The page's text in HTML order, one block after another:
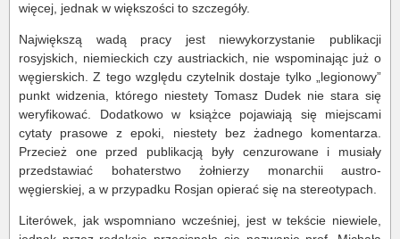
więcej, jednak w większości to szczegóły.
Największą wadą pracy jest niewykorzystanie publikacji
rosyjskich, niemieckich czy austriackich, nie wspominając już o
węgierskich. Z tego względu czytelnik dostaje tylko „legionowy”
punkt widzenia, którego niestety Tomasz Dudek nie stara się
weryfikować. Dodatkowo w książce pojawiają się miejscami
cytaty prasowe z epoki, niestety bez żadnego komentarza.
Przecież one przed publikacją były cenzurowane i musiały
przedstawiać bohaterstwo żołnierzy monarchii austro-
węgierskiej, a w przypadku Rosjan opierać się na stereotypach.
Literówek, jak wspomniano wcześniej, jest w tekście niewiele,